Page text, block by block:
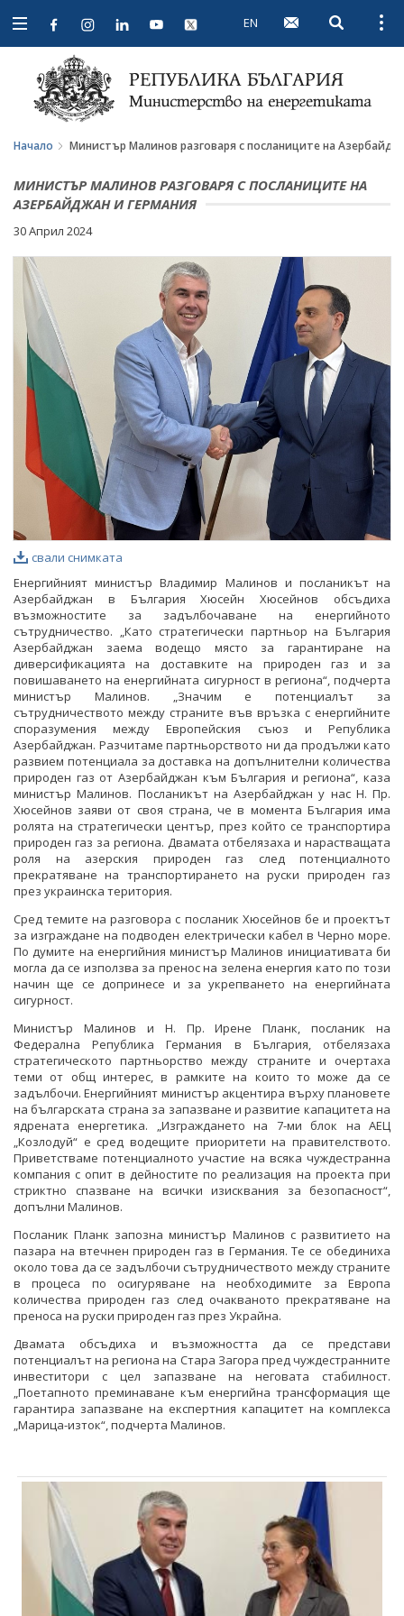
Open
navigation
EN Open
Начало Министър Малинов разговаря с посланиците на
МИНИСТЪР МАЛИНОВ РАЗГОВАРЯ С ПОСЛАНИЦИТЕ НА
АЗЕРБАЙДЖАН И ГЕРМАНИЯ
30 Април 2024
свали снимката
Енергийният министър Владимир Малинов и посланикът на
Азербайджан в България Хюсейн Хюсейнов обсъдиха
възможностите за задълбочаване на енергийното
сътрудничество. „Като стратегически партньор на България
Азербайджан заема водещо място за гарантиране на
диверсификацията на доставките на природен газ и за
повишаването на енергийната сигурност в региона“, подчерта
министър Малинов. „Значим е потенциалът за
сътрудничеството между страните във връзка с енергийните
споразумения между Европейския съюз и Република
Азербайджан. Разчитаме партньорството ни да продължи като
развием потенциала за доставка на допълнителни количества
природен газ от Азербайджан към България и региона“, каза
министър Малинов. Посланикът на Азербайджан у нас Н. Пр.
Хюсейнов заяви от своя страна, че в момента България има
ролята на стратегически център, през който се транспортира
природен газ за региона. Двамата отбелязаха и нарастващата
роля на азерския природен газ след потенциалното
прекратяване на транспортирането на руски природен газ
през украинска територия.
Сред темите на разговора с посланик Хюсейнов бе и проектът
за изграждане на подводен електрически кабел в Черно море.
По думите на енергийния министър Малинов инициативата би
могла да се използва за пренос на зелена енергия като по този
начин ще се допринесе и за укрепването на енергийната
сигурност.
Министър Малинов и Н. Пр. Ирене Планк, посланик на
Федерална Република Германия в България, отбелязаха
стратегическото партньорство между страните и очертаха
теми от общ интерес, в рамките на които то може да се
задълбочи. Енергийният министър акцентира върху плановете
на българската страна за запазване и развитие капацитета на
ядрената енергетика. „Изграждането на 7-ми блок на АЕЦ
„Козлодуй“ е сред водещите приоритети на правителството.
Приветстваме потенциалното участие на всяка чуждестранна
компания с опит в дейностите по реализация на проекта при
стриктно спазване на всички изисквания за безопасност“,
допълни Малинов.
Посланик Планк запозна министър Малинов с развитието на
пазара на втечнен природен газ в Германия. Те се обединиха
около това да се задълбочи сътрудничеството между страните
в процеса по осигуряване на необходимите за Европа
количества природен газ след очакваното прекратяване на
преноса на руски природен газ през Украйна.
Двамата обсъдиха и възможността да се представи
потенциалът на региона на Стара Загора пред чуждестранните
инвеститори с цел запазване на неговата стабилност.
„Поетапното преминаване към енергийна трансформация ще
гарантира запазване на експертния капацитет на комплекса
„Марица-изток“, подчерта Малинов.